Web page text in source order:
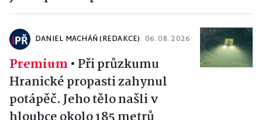
DANIEL MACHÁŇ (REDAKCE) 06. 08. 2026
Premium • Při průzkumu
Hranické propasti zahynul
potápěč. Jeho tělo našli v